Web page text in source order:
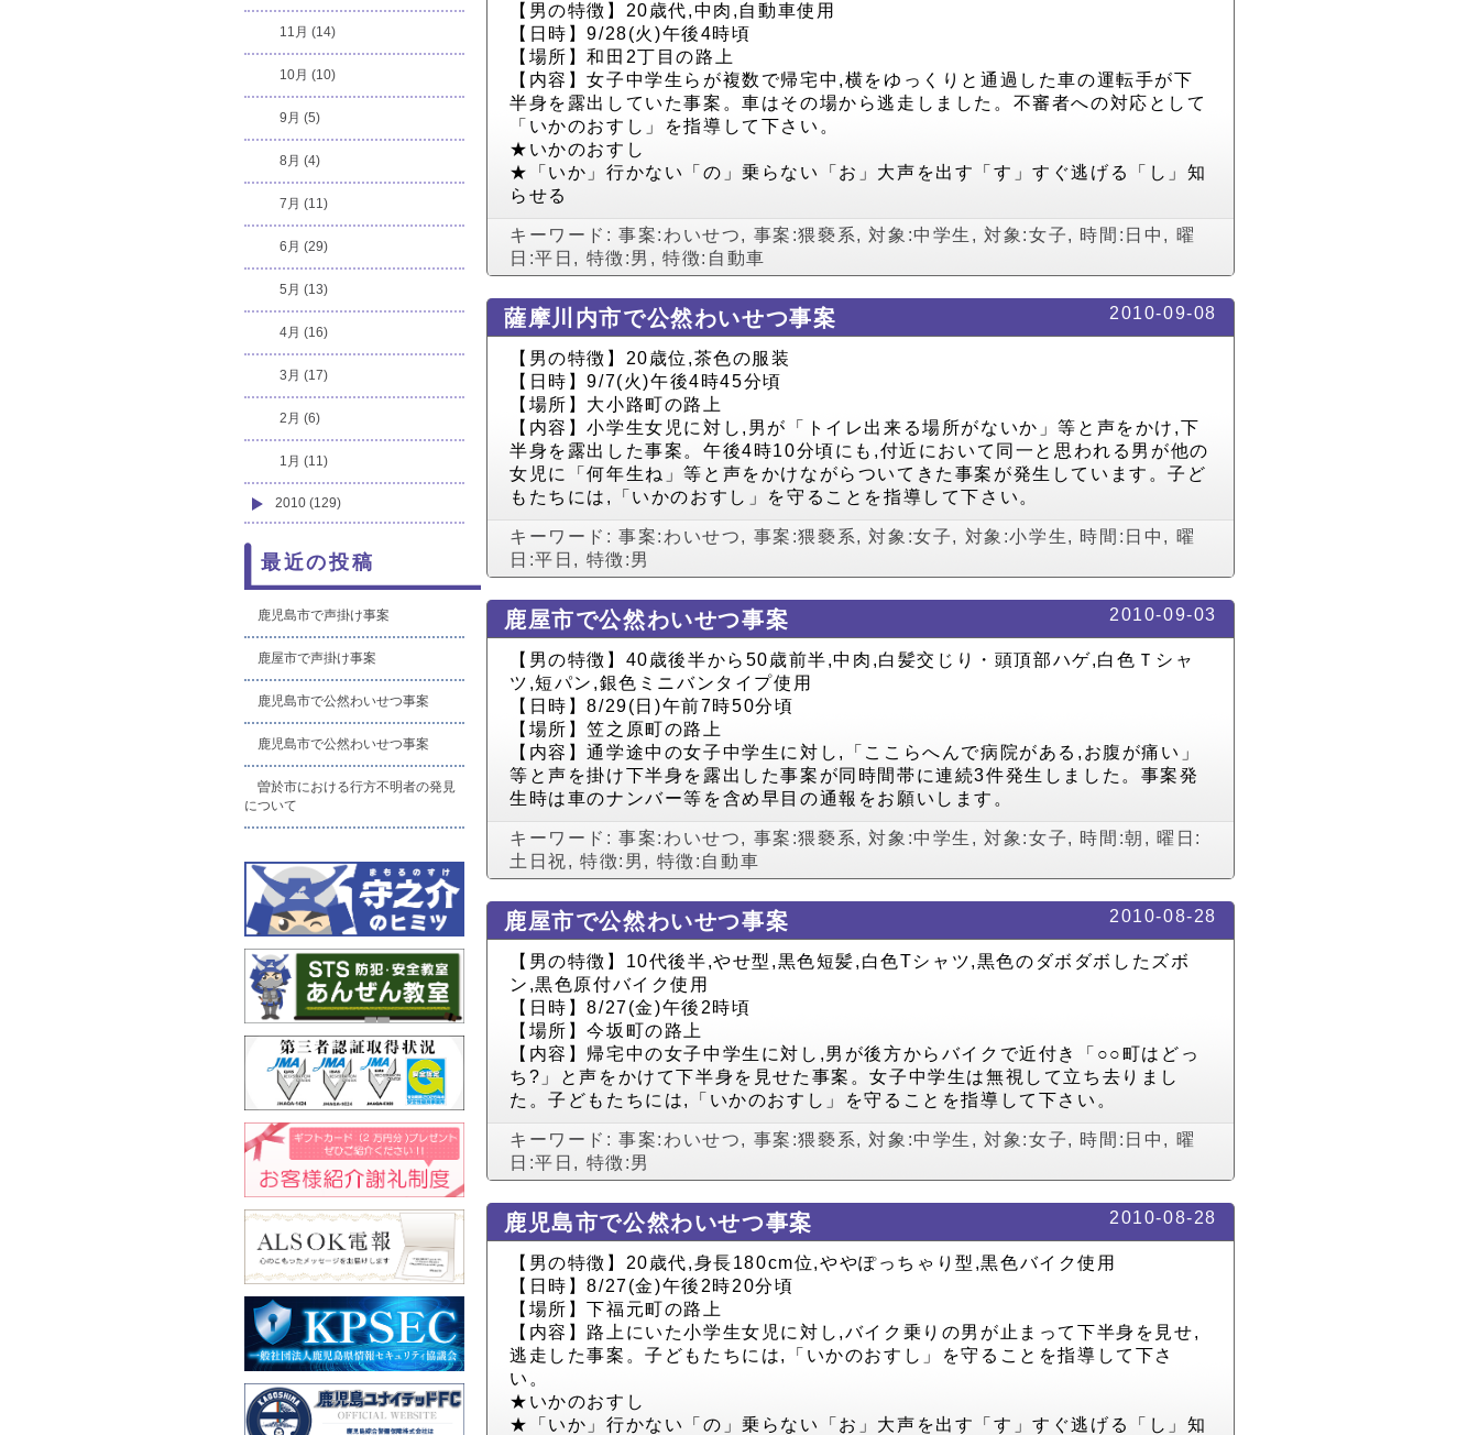
【男の特徴】20歳代,中肉,自動車使用
【日時】9/28(火)午後4時頃
【場所】和田2丁目の路上
【内容】女子中学生らが複数で帰宅中,横をゆっくりと通過した車の運転手が下
半身を露出していた事案。車はその場から逃走しました。不審者への対応として
「いかのおすし」を指導して下さい。
★いかのおすし
★「いか」行かない「の」乗らない「お」大声を出す「す」すぐ逃げる「し」知
らせる
キーワード:事案:わいせつ, 事案:猥褻系, 対象:中学生 , 対象:女子, 時間:日中 , 曜
日:平日 , 特徴:男 ,特徴:自動車
薩摩川内市で公然わいせつ事案 2010-09-08
【男の特徴】20歳位,茶色の服装
【日時】9/7(火)午後4時45分頃
【場所】大小路町の路上
【内容】小学生女児に対し,男が「トイレ出来る場所がないか」等と声をかけ,下
半身を露出した事案。午後4時10分頃にも,付近において同一と思われる男が他の
女児に「何年生ね」等と声をかけながらついてきた事案が発生しています。子ど
もたちには,「いかのおすし」を守ることを指導して下さい。
キーワード:事案:わいせつ, 事案:猥褻系, 対象:女子, 対象:小学生, 時間:日中 , 曜
日:平日 , 特徴:男
鹿屋市で公然わいせつ事案 2010-09-03
【男の特徴】40歳後半から50歳前半,中肉,白髪交じり・頭頂部ハゲ,白色Ｔシャ
ツ,短パン,銀色ミニバンタイプ使用
【日時】8/29(日)午前7時50分頃
【場所】笠之原町の路上
【内容】通学途中の女子中学生に対し,「ここらへんで病院がある,お腹が痛い」
等と声を掛け下半身を露出した事案が同時間帯に連続3件発生しました。事案発
生時は車のナンバー等を含め早目の通報をお願いします。
キーワード:事案:わいせつ, 事案:猥褻系, 対象:中学生 , 対象:女子, 時間:朝 , 曜日:
土日祝,特徴:男 , 特徴:自動車
鹿屋市で公然わいせつ事案 2010-08-28
【男の特徴】10代後半,やせ型,黒色短髪,白色Tシャツ,黒色のダボダボしたズボ
ン,黒色原付バイク使用
【日時】8/27(金)午後2時頃
【場所】今坂町の路上
【内容】帰宅中の女子中学生に対し,男が後方からバイクで近付き「○○町はどっ
ち?」と声をかけて下半身を見せた事案。女子中学生は無視して立ち去りまし
た。子どもたちには,「いかのおすし」を守ることを指導して下さい。
キーワード:事案:わいせつ, 事案:猥褻系, 対象:中学生 , 対象:女子, 時間:日中 , 曜
日:平日 , 特徴:男
鹿児島市で公然わいせつ事案 2010-08-28
【男の特徴】20歳代,身長180cm位,ややぽっちゃり型,黒色バイク使用
【日時】8/27(金)午後2時20分頃
【場所】下福元町の路上
【内容】路上にいた小学生女児に対し,バイク乗りの男が止まって下半身を見せ,
逃走した事案。子どもたちには,「いかのおすし」を守ることを指導して下さ
い。
★いかのおすし
★「いか」行かない「の」乗らない「お」大声を出す「す」すぐ逃げる「し」知
11月 (14)
10月 (10)
9月 (5)
8月 (4)
7月 (11)
6月 (29)
5月 (13)
4月 (16)
3月 (17)
2月 (6)
1月 (11)
2010 (129)
最近の投稿
鹿児島市で声掛け事案
鹿屋市で声掛け事案
鹿児島市で公然わいせつ事案
鹿児島市で公然わいせつ事案
曽於市における行方不明者の発見
について